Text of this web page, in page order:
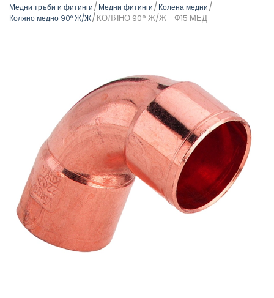
Медни тръби и фитинги
Медни фитинги
Колена медни
Коляно медно 90° Ж/Ж КОЛЯНО 90° Ж/Ж - Ф15 МЕД